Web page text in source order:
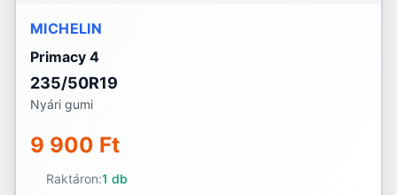
MICHELIN
Primacy 4
235/50R19
Nyári gumi
9 900 Ft
Raktáron:1 db